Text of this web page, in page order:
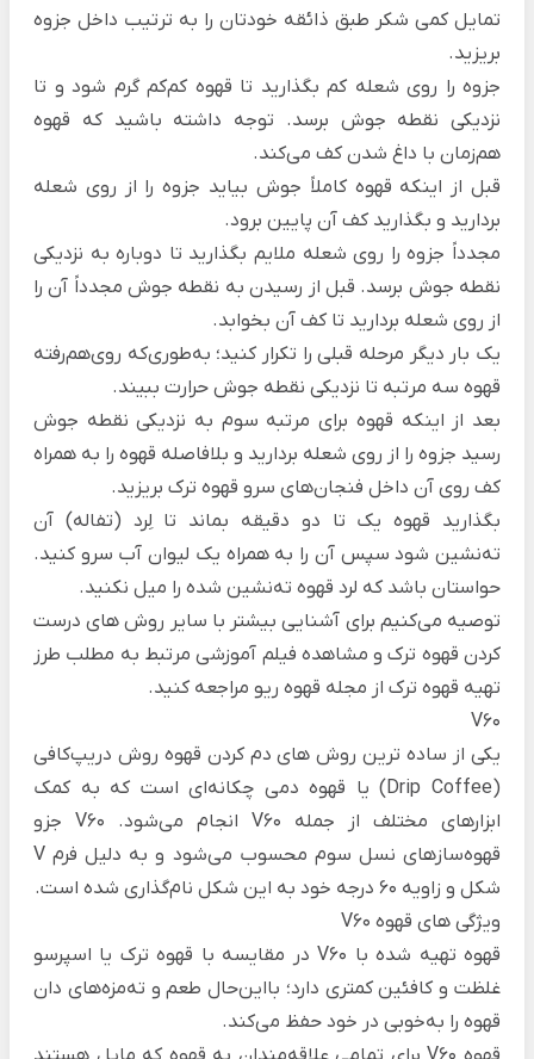
تمایل کمی شکر طبق ذائقه خودتان را به ترتیب داخل جزوه
بریزید.
جزوه را روی شعله کم بگذارید تا قهوه کم‌کم گرم شود و تا
نزدیکی نقطه جوش برسد. توجه داشته باشید که قهوه
هم‌زمان با داغ شدن کف می‌کند.
قبل از اینکه قهوه کاملاً جوش بیاید جزوه را از روی شعله
بردارید و بگذارید کف آن پایین برود.
مجدداً جزوه را روی شعله ملایم بگذارید تا دوباره به نزدیکی
نقطه جوش برسد. قبل از رسیدن به نقطه جوش مجدداً آن را
از روی شعله بردارید تا کف آن بخوابد.
یک بار دیگر مرحله قبلی را تکرار کنید؛ به‌طوری‌که روی‌هم‌رفته
قهوه سه مرتبه تا نزدیکی نقطه جوش حرارت ببیند.
بعد از اینکه قهوه برای مرتبه سوم به نزدیکی نقطه جوش
رسید جزوه را از روی شعله بردارید و بلافاصله قهوه را به همراه
کف روی آن داخل فنجان‌های سرو قهوه ترک بریزید.
بگذارید قهوه یک تا دو دقیقه بماند تا لِرد (تفاله) آن
ته‌نشین شود سپس آن را به همراه یک لیوان آب سرو کنید.
حواستان باشد که لرد قهوه ته‌نشین شده را میل نکنید.
توصیه می‌کنیم برای آشنایی بیشتر با سایر روش های درست
کردن قهوه ترک و مشاهده فیلم آموزشی مرتبط به مطلب طرز
تهیه قهوه ترک از مجله قهوه ریو مراجعه کنید.
V60
یکی از ساده ترین روش های دم کردن قهوه روش دریپ‌کافی
(Drip Coffee) یا قهوه دمی چکانه‌ای است که به کمک
ابزارهای مختلف از جمله V60 انجام می‌شود. V60 جزو
قهوه‌سازهای نسل سوم محسوب می‌شود و به دلیل فرم V
شکل و زاویه 60 درجه خود به این شکل نام‌گذاری شده است.
ویژگی های قهوه V60
قهوه تهیه شده با V60 در مقایسه با قهوه ترک یا اسپرسو
غلظت و کافئین کمتری دارد؛ بااین‌حال طعم و ته‌مزه‌های دان
قهوه را به‌خوبی در خود حفظ می‌کند.